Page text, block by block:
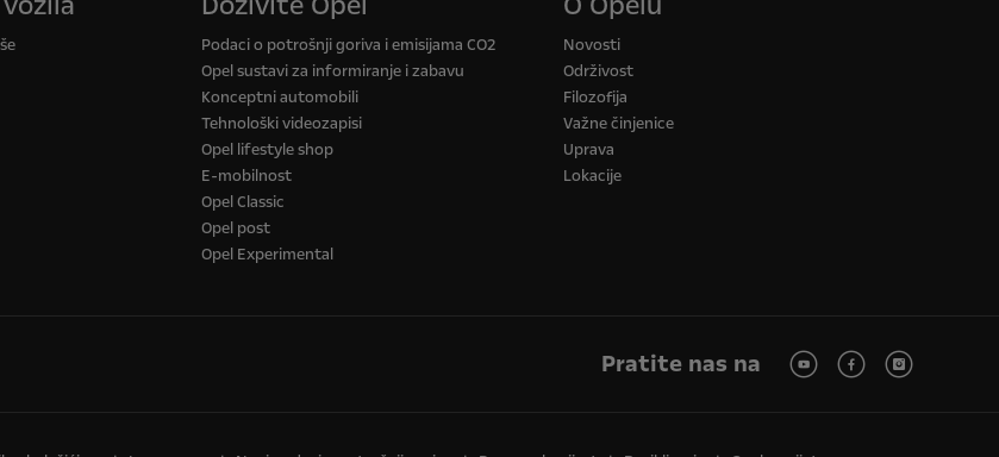
Podaci o potrošnji goriva i emisijama CO2
Opel sustavi za informiranje i zabavu
Konceptni automobili
Tehnološki videozapisi
Opel lifestyle shop
E-mobilnost
Opel Classic
Opel post
Opel Experimental
Novosti
Održivost
Filozofija
Važne činjenice
Uprava
Lokacije
Pratite nas na